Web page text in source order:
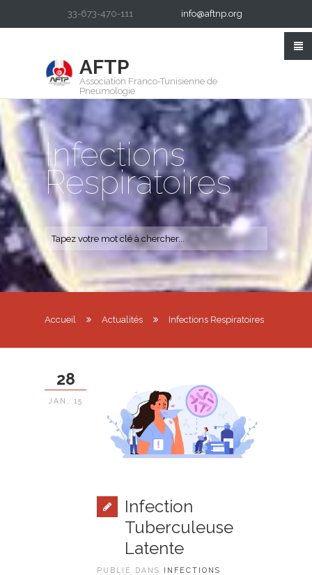
33-673-470-111 info@aftnp.org
AFTP
Association Franco-Tunisienne de
Pneumologie
Infections
Respiratoires
Accueil Actualités Infections Respiratoires
Infection
Tuberculeuse
Latente
PUBLIÉ DANS INFECTIONS
28
JAN, 15